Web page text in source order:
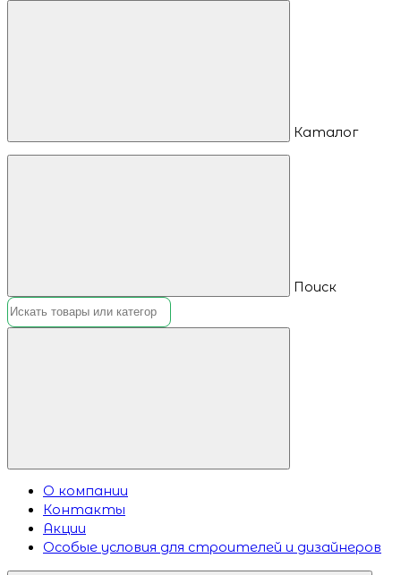
Каталог
Поиск
О компании
Контакты
Акции
Особые условия для строителей и дизайнеров